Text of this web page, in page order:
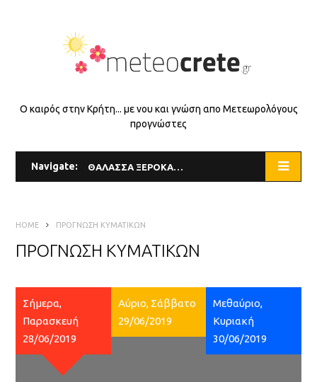
Ο καιρός στην Κρήτη... με νου και γνώση απο Μετεωρολόγους
προγνώστες
Navigate: ΘΑΛΑΣΣΑ ΞΕΡΟΚΑΜΠΟΥ
HOME ΠΡΟΓΝΩΣΗ ΚΥΜΑΤΙΚΩΝ
ΠΡΟΓΝΩΣΗ ΚΥΜΑΤΙΚΩΝ
Σήμερα,
Παρασκευή
28/06/2019
Αύριο, Σάββατο
29/06/2019
Μεθαύριο,
Κυριακή
30/06/2019